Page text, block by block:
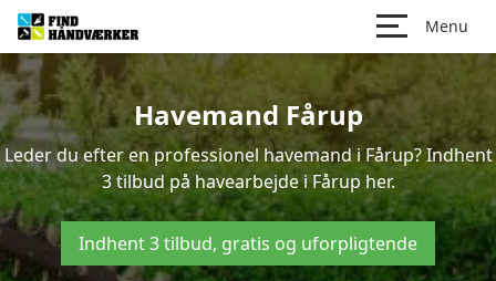
Menu
Havemand Fårup
Leder du efter en professionel havemand i Fårup? Indhent
3 tilbud på havearbejde i Fårup her.
Indhent 3 tilbud, gratis og uforpligtende